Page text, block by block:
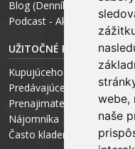
webe,
naše
Blog (Denník N a Trend) –
Podcast - Ako začínal
UŽITOČNÉ RADY PRE
Kupujúceho
Predávajúceho
Prenajimateľa
Nájomníka
Často kladené otázky FAQ